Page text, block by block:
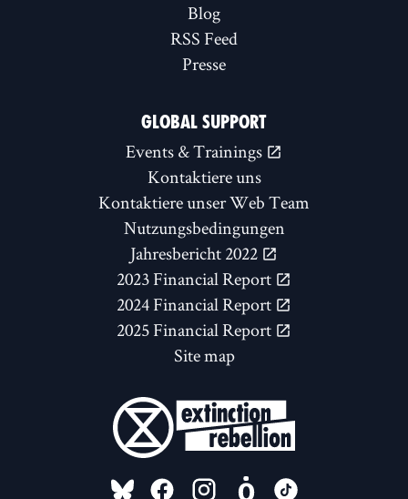
Blog
RSS Feed
Presse
GLOBAL SUPPORT
Events & Trainings
Kontaktiere uns
Kontaktiere unser Web Team
Nutzungsbedingungen
Jahresbericht 2022
2023 Financial Report
2024 Financial Report
2025 Financial Report
Site map
FOLLOW US ON